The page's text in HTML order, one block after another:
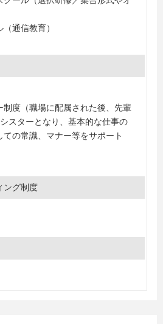
通信教育）
制度（職場に配属された後、先輩
スターとなり、基本的な仕事の
の常識、マナー等をサポート
ング制度